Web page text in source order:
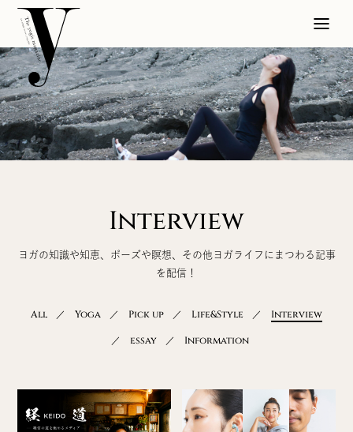
Interview
ヨガの知識や知恵、ポーズや瞑想、その他ヨガライフにまつわる記事
を配信！
All Yoga Pick up Life&Style Interview
essay Information